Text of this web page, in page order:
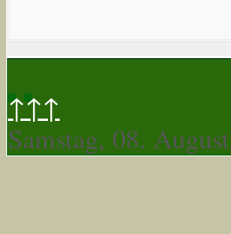
↑↑↑
Samstag, 08.